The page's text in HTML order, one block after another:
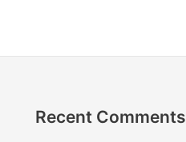
Recent Comments